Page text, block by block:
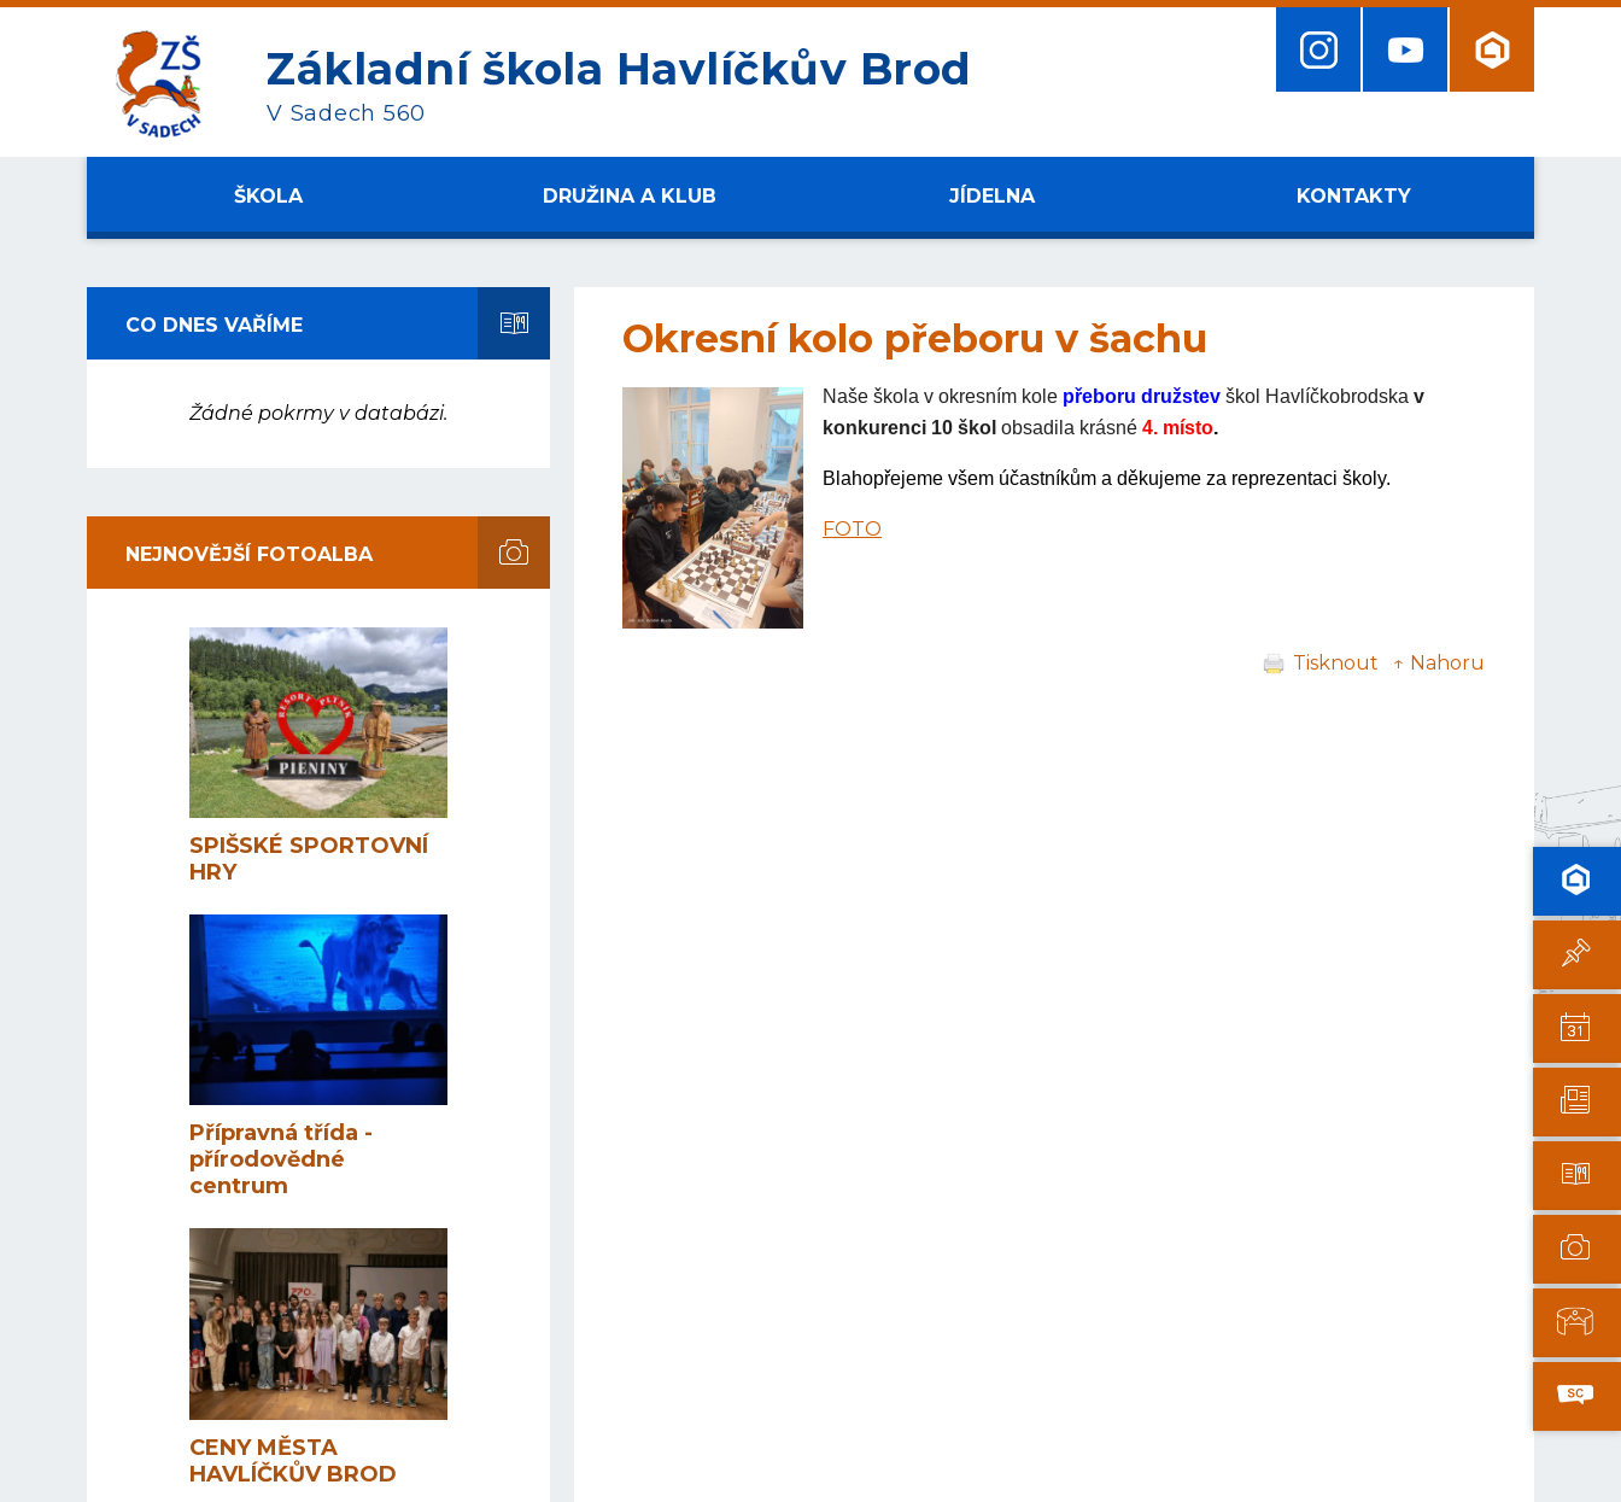
Základní škola Havlíčkův Brod
V Sadech 560
ŠKOLA DRUŽINA A KLUB JÍDELNA KONTAKTY
Okresní kolo přeboru v šachu
Naše škola v okresním kole přeboru družstev škol Havlíčkobrodska v
konkurenci 10 škol obsadila krásné 4. místo.
Blahopřejeme všem účastníkům a děkujeme za reprezentaci školy.
FOTO
Tisknout ↑ Nahoru
CO DNES VAŘÍME
Žádné pokrmy v databázi.
NEJNOVĚJŠÍ FOTOALBA
SPIŠSKÉ SPORTOVNÍ
HRY
Přípravná třída -
přírodovědné
centrum
CENY MĚSTA
HAVLÍČKŮV BROD